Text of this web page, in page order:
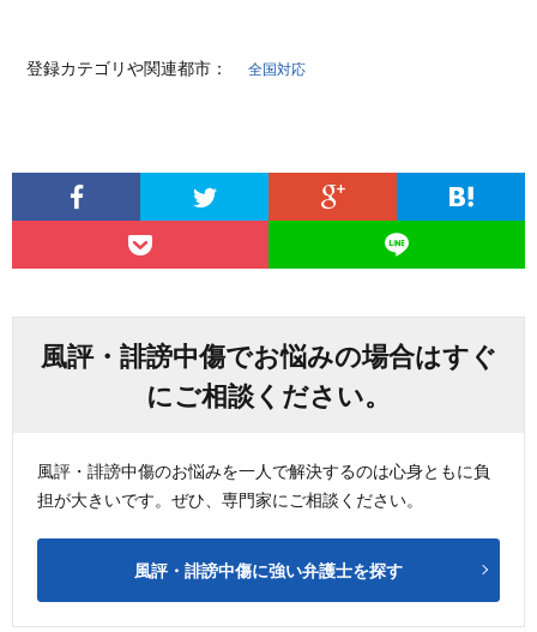
登録カテゴリや関連都市： 全国対応
風評・誹謗中傷でお悩みの場合はすぐ
にご相談ください。
風評・誹謗中傷のお悩みを一人で解決するのは心身ともに負
担が大きいです。ぜひ、専門家にご相談ください。
風評・誹謗中傷に強い弁護士を探す